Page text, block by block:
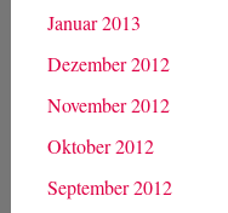
Januar 2013
Dezember 2012
November 2012
Oktober 2012
September 2012